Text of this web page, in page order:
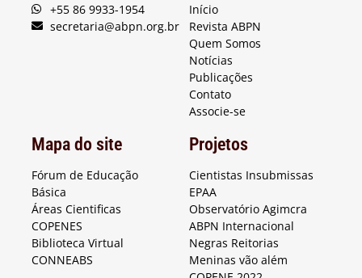
+55 86 9933-1954
secretaria@abpn.org.br
Início
Revista ABPN
Quem Somos
Notícias
Publicações
Contato
Associe-se
Mapa do site
Fórum de Educação
Básica
Áreas Cientificas
COPENES
Biblioteca Virtual
CONNEABS
Projetos
Cientistas Insubmissas
EPAA
Observatório Agimcra
ABPN Internacional
Negras Reitorias
Meninas vão além